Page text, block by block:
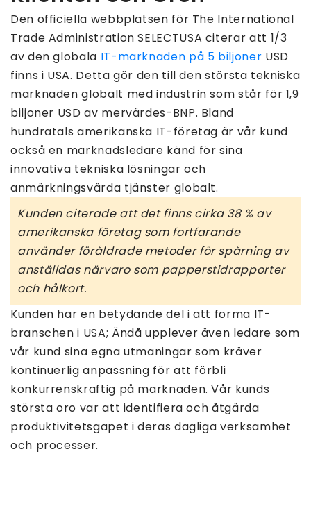
Den officiella webbplatsen för The International
Trade Administration SELECTUSA citerar att 1/3
av den globala IT-marknaden på 5 biljoner USD
finns i USA. Detta gör den till den största tekniska
marknaden globalt med industrin som står för 1,9
biljoner USD av mervärdes-BNP. Bland
hundratals amerikanska IT-företag är vår kund
också en marknadsledare känd för sina
innovativa tekniska lösningar och
anmärkningsvärda tjänster globalt.
Kunden citerade att det finns cirka 38 % av
amerikanska företag som fortfarande
använder föråldrade metoder för spårning av
anställdas närvaro som papperstidrapporter
och hålkort.
Kunden har en betydande del i att forma IT-
branschen i USA; Ändå upplever även ledare som
vår kund sina egna utmaningar som kräver
kontinuerlig anpassning för att förbli
konkurrenskraftig på marknaden. Vår kunds
största oro var att identifiera och åtgärda
produktivitetsgapet i deras dagliga verksamhet
och processer.